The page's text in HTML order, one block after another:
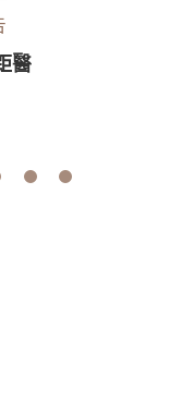
醫
8 9